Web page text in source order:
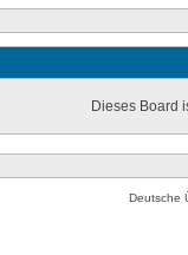
Dieses Board
Deutsche